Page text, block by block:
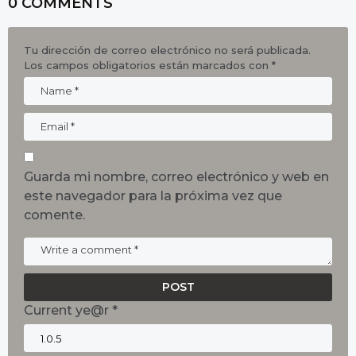
Tu dirección de correo electrónico no será publicada.
Los campos obligatorios están marcados con *
Guarda mi nombre, correo electrónico y web en
este navegador para la próxima vez que
comente.
Current ye@r *